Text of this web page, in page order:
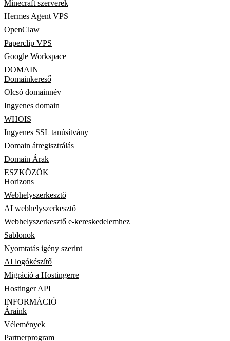
Minecraft szerverek
Hermes Agent VPS
OpenClaw
Paperclip VPS
Google Workspace
DOMAIN
Domainkereső
Olcsó domainnév
Ingyenes domain
WHOIS
Ingyenes SSL tanúsítvány
Domain átregisztrálás
Domain Árak
ESZKÖZÖK
Horizons
Webhelyszerkesztő
AI webhelyszerkesztő
Webhelyszerkesztő e-kereskedelemhez
Sablonok
Nyomtatás igény szerint
AI logókészítő
Migráció a Hostingerre
Hostinger API
INFORMÁCIÓ
Áraink
Vélemények
Partnerprogram